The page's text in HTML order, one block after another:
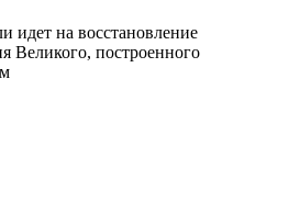
идет на восстановление
Великого, построенного